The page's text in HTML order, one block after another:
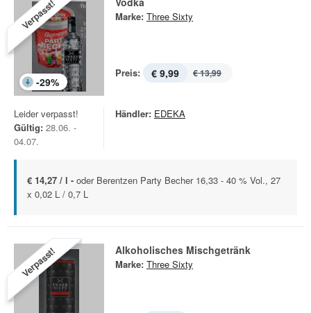
Verpasst!
-29%
Marke: Three Sixty
Preis: € 9,99 € 13,99
Leider verpasst!
Gültig: 28.06. -
04.07.
Händler: EDEKA
€ 14,27 / l - oder Berentzen Party Becher 16,33 - 40 % Vol., 27
x 0,02 L / 0,7 L
Verpasst! Alkoholisches Mischgetränk
Marke: Three Sixty